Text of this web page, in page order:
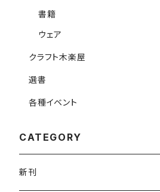
書籍
ウェア
クラフト木楽屋
選書
各種イベント
CATEGORY
新刊